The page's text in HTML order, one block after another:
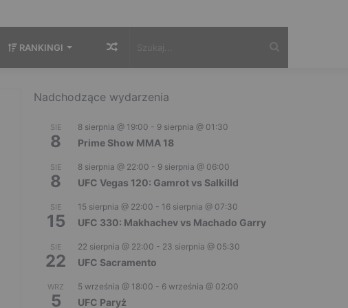
RANKINGI Losowy
Nadchodzące wydarzenia
SIE
8
8 sierpnia @ 19:00 - 9 sierpnia @ 01:30
Prime Show MMA 18
SIE
8
8 sierpnia @ 22:00 - 9 sierpnia @ 06:00
UFC Vegas 120: Gamrot vs Salkilld
SIE
15
15 sierpnia @ 22:00 - 16 sierpnia @ 07:30
UFC 330: Makhachev vs Machado Garry
SIE
22
22 sierpnia @ 22:00 - 23 sierpnia @ 05:30
UFC Sacramento
WRZ
5
5 września @ 18:00 - 6 września @ 02:00
UFC Paryż